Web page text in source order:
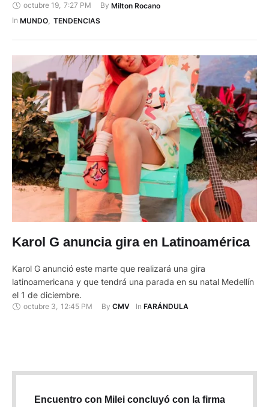
recitales requiere ahora estadios en vez de coliseos (arenas).
Según anunció la propia intérprete en su página web y en sus
octubre 19, 7:27 PM By Milton Rocano
In MUNDO, TENDENCIAS
Karol G anuncia gira en Latinoamérica
Karol G anunció este marte que realizará una gira
latinoamericana y que tendrá una parada en su natal Medellín
el 1 de diciembre.
octubre 3 12:45 PM By CMV In FARÁNDULA
Encuentro con Milei concluyó con la firma